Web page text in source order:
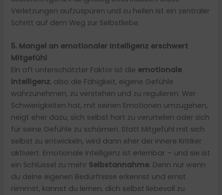
Verletzungen aufzuspüren und zu heilen ist ein zentraler
Schritt auf dem Weg zur Selbstliebe.
5. Mangel an emotionaler Intelligenz erschwert
Mitgefühl
Ein oft unterschätzter Faktor ist die emotionale
Intelligenz, also die Fähigkeit, eigene Gefühle
wahrzunehmen, zu verstehen und zu regulieren. Wer
Schwierigkeiten hat, mit seinen Emotionen umzugehen,
neigt eher dazu, sich selbst hart zu verurteilen oder sich
für seine Gefühle zu schämen. Statt Mitgefühl mit sich
selbst zu entwickeln, wird dann eher der innere Kritiker
aktiviert. Emotionale Intelligenz ist erlernbar – und sie ist
ein Schlüssel zu mehr Selbstannahme. Denn nur wenn
du deine eigenen Bedürfnisse erkennst und ernst
nimmst, kannst du lernen, dich selbst liebevoll zu